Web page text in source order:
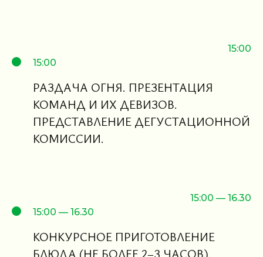
15:00
15:00
РАЗДАЧА ОГНЯ. ПРЕЗЕНТАЦИЯ
КОМАНД И ИХ ДЕВИЗОВ.
ПРЕДСТАВЛЕНИЕ ДЕГУСТАЦИОННОЙ
КОМИССИИ.
15:00 — 16.30
15:00 — 16.30
КОНКУРСНОЕ ПРИГОТОВЛЕНИЕ